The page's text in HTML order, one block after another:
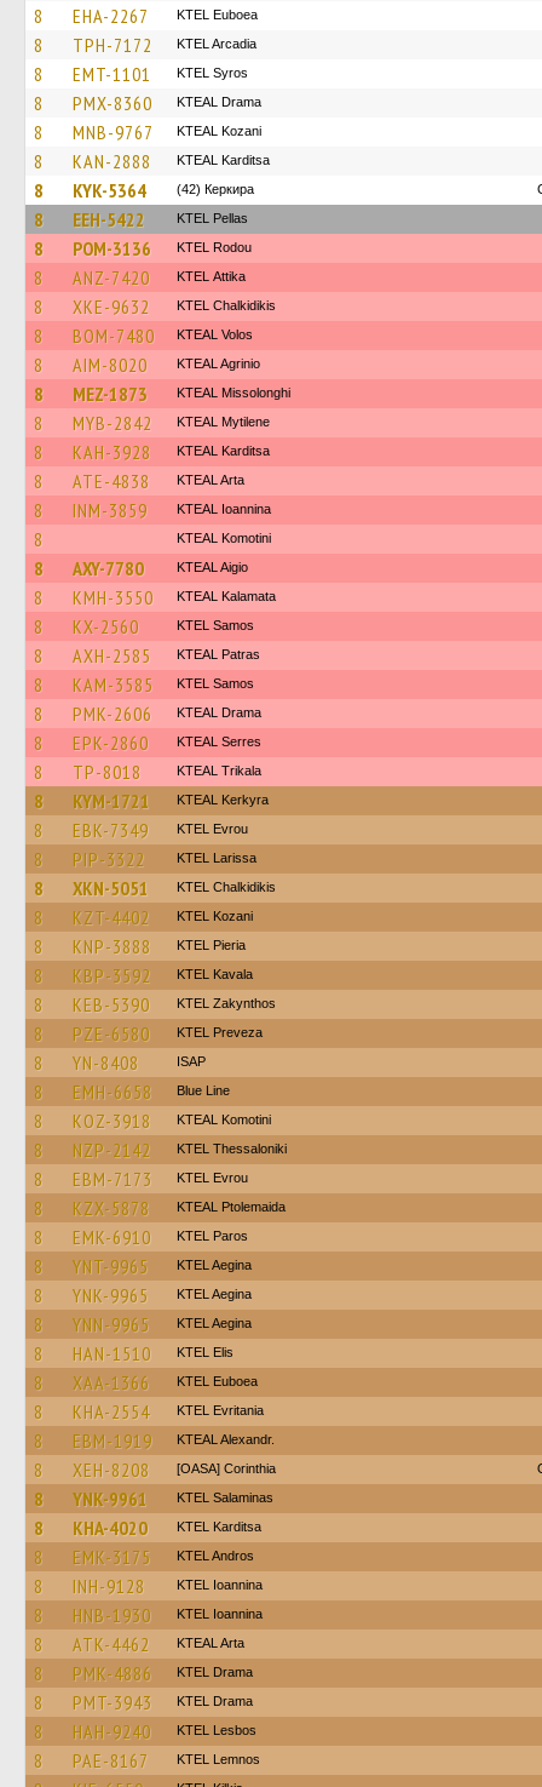
8 EHA-2267 ΚΤΕL Euboea
8 TPH-7172 KTEL Arcadia
8 EMT-1101 KTEL Syros
8 PMX-8360 KTEAL Drama
8 MNB-9767 KTEAL Kozani
8 KAN-2888 KTEAL Karditsa
8 KYK-5364 (42) Керкира
8 EEH-5422 KTEL Pellas
8 POM-3136 ΚΤΕL Rodou
8 ANZ-7420 KΤΕL Αttika
8 XKE-9632 ΚΤΕL Chalkidikis
8 BOM-7480 KTEAL Volos
8 AIM-8020 KTEAL Agrinio
8 MEZ-1873 KTEAL Missolonghi
8 MYB-2842 KTEAL Mytilene
8 KAH-3928 KTEAL Karditsa
8 ATE-4838 KTEAL Arta
8 INM-3859 KTEAL Ioannina
8 KTEAL Komotini
8 AXY-7780 KTEAL Aigio
8 KMH-3550 KTEAL Kalamata
8 KX-2560 KTEL Samos
8 AXH-2585 KTEAL Patras
8 KAM-3585 KTEL Samos
8 PMK-2606 KTEAL Drama
8 EPK-2860 KTEAL Serres
8 TP-8018 KTEAL Trikala
8 KYM-1721 KTEAL Kerkyra
8 EBK-7349 KTEL Evrou
8 PIP-3322 KTEL Larissa
8 XKN-5051 ΚΤΕL Chalkidikis
8 KZT-4402 ΚΤΕL Kozani
8 KNP-3888 KTEL Pieria
8 KBP-3592 KTEL Kavala
8 KEB-5390 KTEL Zakynthos
8 PZE-6580 KTEL Preveza
8 YN-8408 ISAP
8 EMH-6658 Blue Line
8 KOZ-3918 KTEAL Komotini
8 NZP-2142 KTEL Thessaloniki
8 EBM-7173 KTEL Evrou
8 KZX-5878 KTEAL Ptolemaida
8 EMK-6910 KTEL Paros
8 YNT-9965 KTEL Aegina
8 YNK-9965 KTEL Aegina
8 YNN-9965 KTEL Aegina
8 HAN-1510 KTEL Elis
8 XAA-1366 ΚΤΕL Euboea
8 KHA-2554 ΚΤΕL Evritania
8 EBM-1919 KTEAL Alexandr.
8 XEH-8208 [OASA] Corinthia
8 YNK-9961 KTEL Salaminas
8 KHA-4020 ΚΤΕL Karditsa
8 EMK-3175 KTEL Andros
8 INH-9128 KTEL Ioannina
8 HNB-1930 KTEL Ioannina
8 ATK-4462 KTEAL Arta
8 PMK-4886 KTEL Drama
8 PMT-3943 KTEL Drama
8 HAH-9240 KTEL Lesbos
8 PAE-8167 KTEL Lemnos